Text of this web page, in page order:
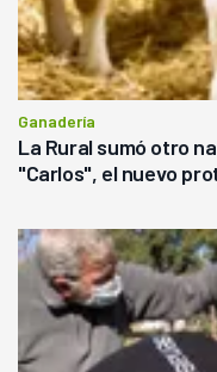
Ganadería
La Rural sumó otro
"Carlos", el nuevo